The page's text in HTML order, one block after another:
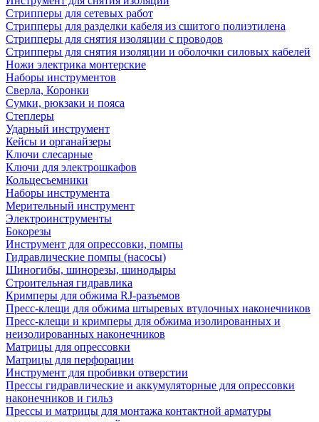
Стрипперы для сетевых работ
Стрипперы для разделки кабеля из сшитого полиэтилена
Cтрипперы для снятия изоляции с проводов
Стрипперы для снятия изоляции и оболочки силовых кабелей
Ножи электрика монтерские
Наборы инструментов
Сверла, Коронки
Сумки, рюкзаки и пояса
Степлеры
Ударный инструмент
Кейсы и органайзеры
Ключи слесарные
Ключи для электрошкафов
Кольцесъемники
Наборы инструмента
Мерительный инструмент
Электроинструменты
Бокорезы
Инструмент для опрессовки, помпы
Гидравлические помпы (насосы)
Шиногибы, шинорезы, шинодыры
Строительная гидравлика
Кримперы для обжима RJ-разъемов
Пресс-клещи для обжима штыревых втулочных наконечников
Пресс-клещи и кримперы для обжима изолированных и
неизолированных наконечников
Матрицы для опрессовки
Матрицы для перфорации
Инструмент для пробивки отверстии
Прессы гидравлические и аккумуляторные для опрессовки
наконечников и гильз
Прессы и матрицы для монтажа контактной арматуры